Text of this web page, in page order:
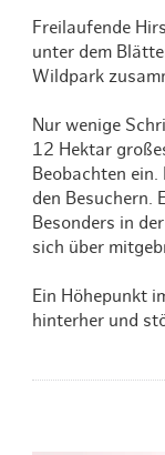
Freilaufende
unter dem
Wildpark
Nur wenige
12 Hektar
Beobachten
den Besuchern.
Besonders in
sich über
Ein Höhepunkt
hinterher und